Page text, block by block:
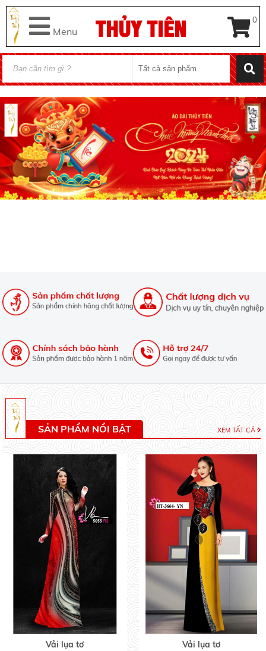
Menu THỦY TIÊN 0
SẢN PHẨM NỔI BẬT XEM TẤT CẢ
Vải lụa tơ Vải lụa tơ